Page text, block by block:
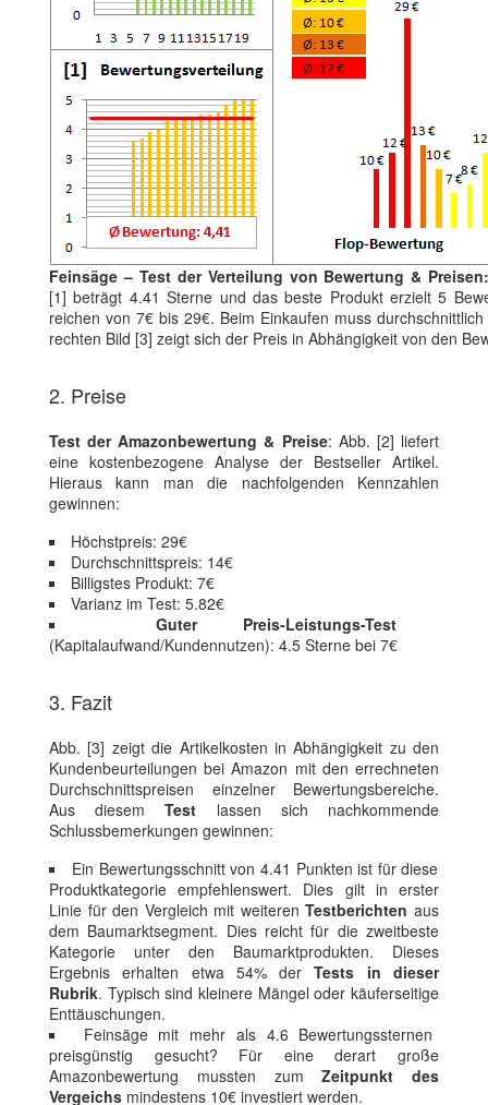
Feinsäge – Test der Verteilung von Bewertung &
[1] beträgt 4.41 Sterne und das beste Produkt erzielt 5
reichen von 7€ bis 29€. Beim Einkaufen muss
rechten Bild [3] zeigt sich der Preis in Abhängigkeit von den
2. Preise
Test der Amazonbewertung & Preise: Abb. [2] liefert
eine kostenbezogene Analyse der Bestseller Artikel.
Hieraus kann man die nachfolgenden Kennzahlen
gewinnen:
Höchstpreis: 29€
Durchschnittspreis: 14€
Billigstes Produkt: 7€
Varianz im Test: 5.82€
Guter Preis-Leistungs-Test
(Kapitalaufwand/Kundennutzen): 4.5 Sterne bei 7€
3. Fazit
Abb. [3] zeigt die Artikelkosten in Abhängigkeit zu den
Kundenbeurteilungen bei Amazon mit den errechneten
Durchschnittspreisen einzelner Bewertungsbereiche.
Aus diesemTest lassen sich nachkommende
Schlussbemerkungen gewinnen:
Ein Bewertungsschnitt von 4.41 Punkten ist für diese
Produktkategorie empfehlenswert. Dies gilt in erster
Linie für den Vergleich mit weiterenTestberichten aus
dem Baumarktsegment. Dies reicht für die zweitbeste
Kategorie unter den Baumarktprodukten. Dieses
Ergebnis erhalten etwa 54% derTests in dieser
Rubrik. Typisch sind kleinere Mängel oder käuferseitige
Enttäuschungen.
Feinsäge mit mehr als 4.6 Bewertungssternen
preisgünstig gesucht? Für eine derart große
Amazonbewertung mussten zumZeitpunkt des
Vergeichs mindestens 10€ investiert werden.